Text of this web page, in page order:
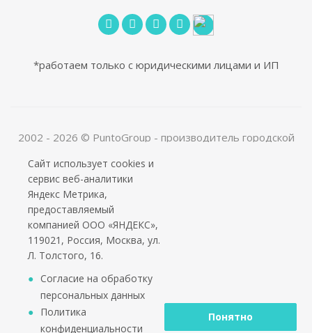
*работаем только с юридическими лицами и ИП
2002 - 2026 © PuntoGroup - производитель городской
Производитель имеет право вносить изменения в
техническую документацию с минимальными
изменениями во внешнем виде продукта.
ООО «Алюдеко-К» ИНН 4401028410 ОГРН
1024400509121
Сайт использует cookies и
сервис веб-аналитики
Яндекс Метрика,
предоставляемый
компанией ООО «ЯНДЕКС»,
119021, Россия, Москва, ул.
Л. Толстого, 16.
Согласие на обработку
персональных данных
Политика
конфиденциальности
Понятно